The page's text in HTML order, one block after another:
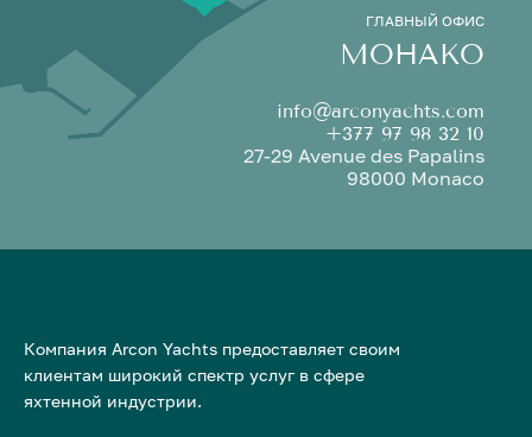
ГЛАВНЫЙ ОФИС
МОНАКО
info@arconyachts.com
+377 97 98 32 10
27-29 Avenue des Papalins
98000 Monaco
Компания Arcon Yachts предоставляет своим
клиентам широкий спектр услуг в сфере
яхтенной индустрии.